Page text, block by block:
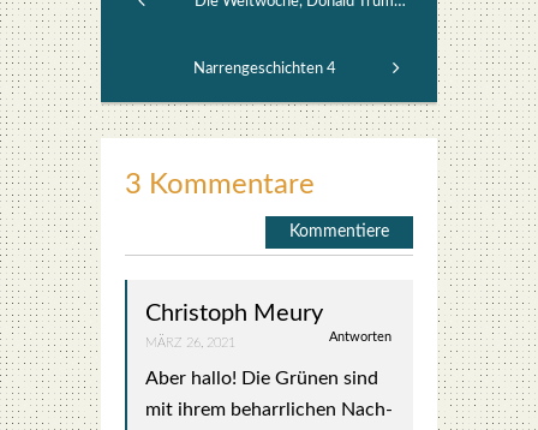
Narrengeschichten 4
3 Kommentare
Kommentiere
Christoph Meury
Antworten
MÄRZ 26, 2021
Aber hal­lo! Die Grü­nen sind
mit ihrem beharr­li­chen Nach­